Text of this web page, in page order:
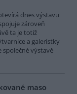
dnes výstavu
zároveň
ta je totiž
a galeristky
společné výstavě
maso